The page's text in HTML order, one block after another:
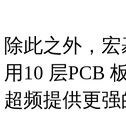
除此之外，
用10 层PCB
超频提供更